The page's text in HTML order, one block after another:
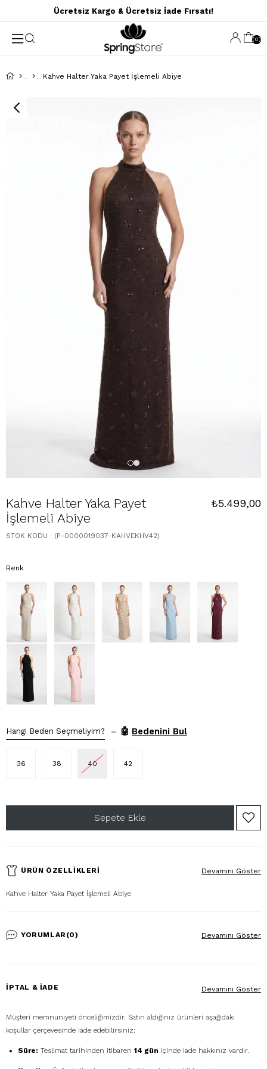
Ücretsiz Kargo & Ücretsiz İade Fırsatı!
0
Kahve Halter Yaka Payet İşlemeli Abiye
Kahve Halter Yaka Payet
İşlemeli Abiye
₺5.499,00
STOK KODU (P-0000019037-KAHVEKHV42)
Renk
Hangi Beden Seçmeliyim? – 🤖 Bedenini Bul
36 38 40 42
ÜRÜN ÖZELLIKLERI
Kahve Halter Yaka Payet İşlemeli Abiye
Devamını Göster
YORUMLAR(0) Devamını Göster
İPTAL & İADE
Müşteri memnuniyeti önceliğimizdir. Satın aldığınız ürünleri aşağıdaki
koşullar çerçevesinde iade edebilirsiniz:
Süre: Teslimat tarihinden itibaren 14 gün içinde iade hakkınız vardır.
Devamını Göster